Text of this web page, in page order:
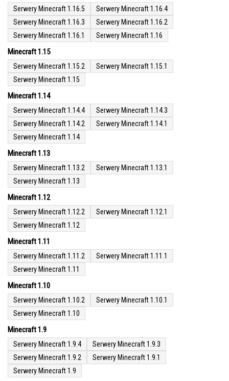
Serwery Minecraft 1.16.5
Serwery Minecraft 1.16.4
Serwery Minecraft 1.16.3
Serwery Minecraft 1.16.2
Serwery Minecraft 1.16.1
Serwery Minecraft 1.16
Minecraft 1.15
Serwery Minecraft 1.15.2
Serwery Minecraft 1.15.1
Serwery Minecraft 1.15
Minecraft 1.14
Serwery Minecraft 1.14.4
Serwery Minecraft 1.14.3
Serwery Minecraft 1.14.2
Serwery Minecraft 1.14.1
Serwery Minecraft 1.14
Minecraft 1.13
Serwery Minecraft 1.13.2
Serwery Minecraft 1.13.1
Serwery Minecraft 1.13
Minecraft 1.12
Serwery Minecraft 1.12.2
Serwery Minecraft 1.12.1
Serwery Minecraft 1.12
Minecraft 1.11
Serwery Minecraft 1.11.2
Serwery Minecraft 1.11.1
Serwery Minecraft 1.11
Minecraft 1.10
Serwery Minecraft 1.10.2
Serwery Minecraft 1.10.1
Serwery Minecraft 1.10
Minecraft 1.9
Serwery Minecraft 1.9.4
Serwery Minecraft 1.9.3
Serwery Minecraft 1.9.2
Serwery Minecraft 1.9.1
Serwery Minecraft 1.9